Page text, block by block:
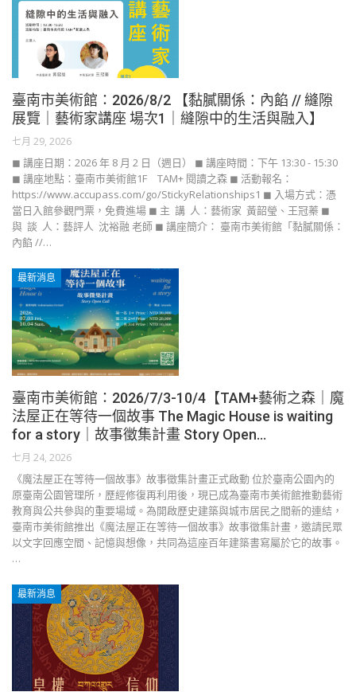
臺南市美術館：2026/8/2 【黏膩關係：內餡 // 縫隙
展覽｜藝術家講座 場次1｜縫隙中的生活與融入】
七月 29, 2026
◼ 講座日期：2026 年 8 月 2 日（週日） ◼ 講座時間：下午 13:30 - 15:30
◼ 講座地點：臺南市美術館1F TAM+ 閱讀之森 ◼ 活動報名：
https://www.accupass.com/go/StickyRelationships1 ◼ 入場方式：憑
當日入館參觀門票，免費進場 ◼ 主 講 人：藝術家 黃韶瑩、王冠蓁 ◼
與 談 人：藝評人 沈裕融 老師 ◼ 講座簡介： 臺南市美術館「黏膩關係：
內餡 //…
最新消息
臺南市美術館：2026/7/3-10/4【TAM+藝術之森｜魔
法屋正在等待一個故事 The Magic House is waiting
for a story｜故事徵集計畫 Story Open…
七月 24, 2026
《魔法屋正在等待一個故事》故事徵集計畫正式啟動 位於臺南公園內的
原臺南公園管理所，歷經修復再利用後，現已成為臺南市美術館推動藝術
教育與公共參與的重要場域。為開啟歷史建築與城市居民之間新的連結，
臺南市美術館推出《魔法屋正在等待一個故事》故事徵集計畫，邀請民眾
以文字回應空間、記憶與想像，共同為這座百年建築書寫屬於它的故事。
…
最新消息